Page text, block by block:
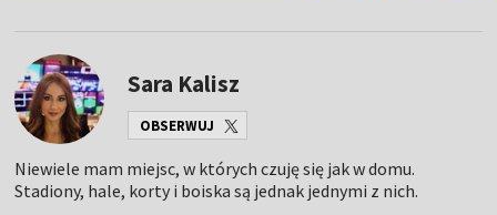
Sara Kalisz
OBSERWUJ
Niewiele mam miejsc, w których czuję się jak w domu.
Stadiony, hale, korty i boiska są jednak jednymi z nich.